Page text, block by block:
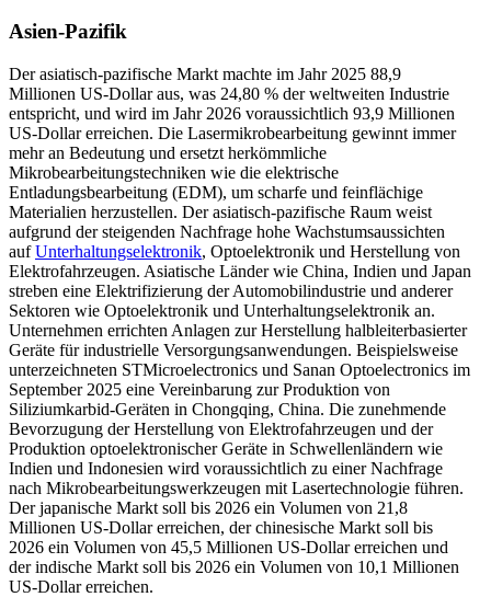
Asien-Pazifik
Der asiatisch-pazifische Markt machte im Jahr 2025 88,9
Millionen US-Dollar aus, was 24,80 % der weltweiten Industrie
entspricht, und wird im Jahr 2026 voraussichtlich 93,9 Millionen
US-Dollar erreichen. Die Lasermikrobearbeitung gewinnt immer
mehr an Bedeutung und ersetzt herkömmliche
Mikrobearbeitungstechniken wie die elektrische
Entladungsbearbeitung (EDM), um scharfe und feinflächige
Materialien herzustellen. Der asiatisch-pazifische Raum weist
aufgrund der steigenden Nachfrage hohe Wachstumsaussichten
aufUnterhaltungselektronik, Optoelektronik und Herstellung von
Elektrofahrzeugen. Asiatische Länder wie China, Indien und Japan
streben eine Elektrifizierung der Automobilindustrie und anderer
Sektoren wie Optoelektronik und Unterhaltungselektronik an.
Unternehmen errichten Anlagen zur Herstellung halbleiterbasierter
Geräte für industrielle Versorgungsanwendungen. Beispielsweise
unterzeichneten STMicroelectronics und Sanan Optoelectronics im
September 2025 eine Vereinbarung zur Produktion von
Siliziumkarbid-Geräten in Chongqing, China. Die zunehmende
Bevorzugung der Herstellung von Elektrofahrzeugen und der
Produktion optoelektronischer Geräte in Schwellenländern wie
Indien und Indonesien wird voraussichtlich zu einer Nachfrage
nach Mikrobearbeitungswerkzeugen mit Lasertechnologie führen.
Der japanische Markt soll bis 2026 ein Volumen von 21,8
Millionen US-Dollar erreichen, der chinesische Markt soll bis
2026 ein Volumen von 45,5 Millionen US-Dollar erreichen und
der indische Markt soll bis 2026 ein Volumen von 10,1 Millionen
US-Dollar erreichen.